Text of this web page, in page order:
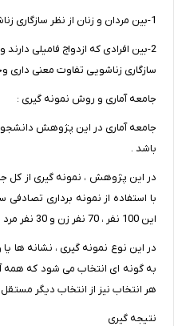
1-بین مردان و زنان از نظر سازگاری زناشویی تفاوت معنی داری وجود دارد .
2-بین افرادی که ازدواج فامیلی دارند
سازگاری زناشویی تفاوت معنی داری
جامعه آماری و روش نمونه گیری :
جامعه آماری در این پژوهش
باشد .
با استفاده از نمونه برداری
این 100 نفر ، 70 نفر زن و 30 نفر مرد انتخاب شدند .
در این نوع نمونه گیری ، نشانه ها
به گونه ای انتخاب می شود که همه
هر انتخاب نیز از انتخاب دیگر
نتیجه گیری